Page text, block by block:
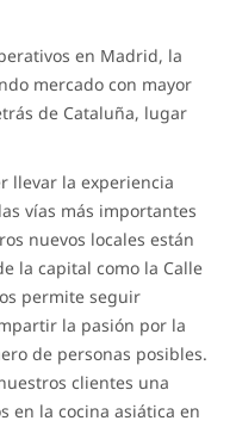
en Madrid, la
mercado con mayor
de Cataluña, lugar
llevar la experiencia
vías más importantes
nuevos locales están
la capital como la Calle
permite seguir
la pasión por la
de personas posibles.
clientes una
en la cocina asiática en